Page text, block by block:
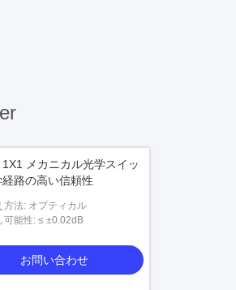
メカニカル光学スイッ
路の高い信頼性
方法: オプティカル
可能性: ≤ ±0.02dB
お問い合わせ